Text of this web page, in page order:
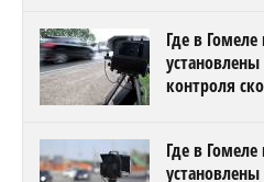
Где в Гомеле
контроля
Где в Гомеле